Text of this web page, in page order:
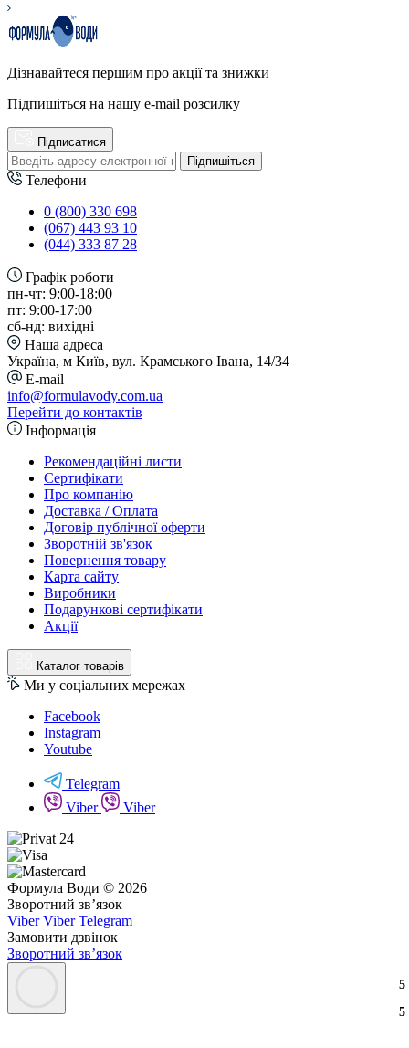
3
3
2
2
3
3
5
5
Дізнавайтеся першим про акції та знижки
Підпишіться на нашу e-mail розсилку
Підписатися
Підпишіться
Телефони
0 (800) 330 698
(067) 443 93 10
(044) 333 87 28
Графік роботи
пн-чт: 9:00-18:00
пт: 9:00-17:00
сб-нд: вихідні
Наша адреса
Україна, м Київ, вул. Крамського Івана, 14/34
E-mail
info@formulavody.com.ua
Перейти до контактів
Інформація
Рекомендаційні листи
Сертифікати
Про компанію
Доставка / Оплата
Договір публічної оферти
Зворотній зв'язок
Повернення товару
Карта сайту
Виробники
Подарункові сертифікати
Акції
Каталог товарів
Ми у соціальних мережах
Facebook
Instagram
Youtube
Telegram
Viber
Viber
Формула Води © 2026
Зворотний зв’язок
Viber Viber Telegram
Замовити дзвінок
Зворотний зв’язок